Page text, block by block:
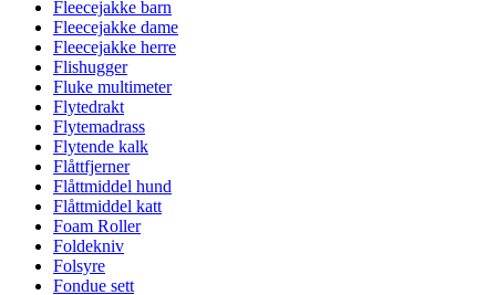
Fleecejakke barn
Fleecejakke dame
Fleecejakke herre
Flishugger
Fluke multimeter
Flytedrakt
Flytemadrass
Flytende kalk
Flåttfjerner
Flåttmiddel hund
Flåttmiddel katt
Foam Roller
Foldekniv
Folsyre
Fondue sett